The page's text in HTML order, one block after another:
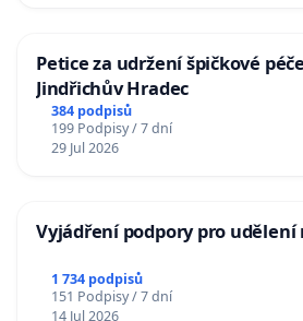
Petice za udržení špičkové
Jindřichův Hradec
384 podpisů
199 Podpisy / 7 dní
29 Jul 2026
Vyjádření podpory pro udělení
1 734 podpisů
151 Podpisy / 7 dní
14 Jul 2026